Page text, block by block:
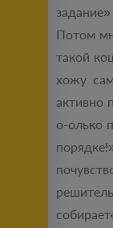
Потом
такой
хожу
активно
о-олько